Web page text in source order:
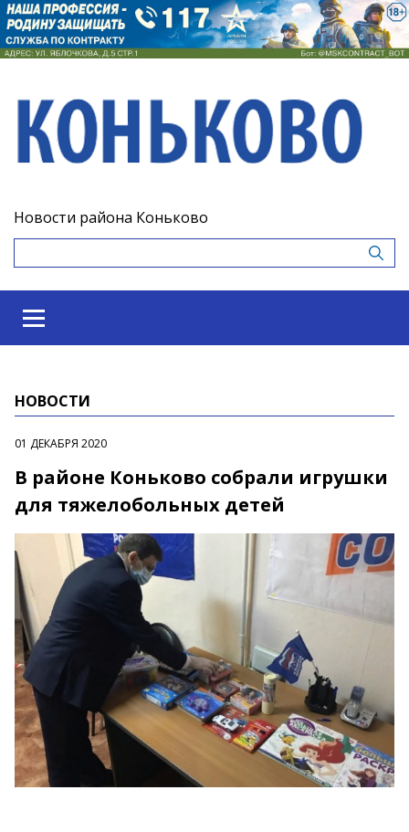
Новости района Коньково
НОВОСТИ
01 ДЕКАБРЯ 2020
В районе Коньково собрали игрушки
для тяжелобольных детей